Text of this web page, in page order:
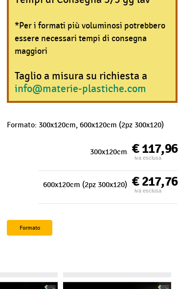
*Per i formati più voluminosi potrebbero
essere necessari tempi di consegna
maggiori
Taglio a misura su richiesta a
info@materie-plastiche.com
Formato: 300x120cm, 600x120cm (2pz 300x120)
300x120cm € 117,96
iva esclusa
600x120cm (2pz 300x120) € 217,76
iva esclusa
Formato